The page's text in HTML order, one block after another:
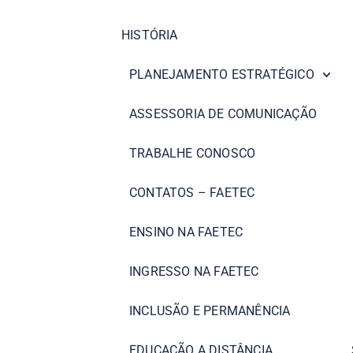
HISTÓRIA
PLANEJAMENTO ESTRATÉGICO
ASSESSORIA DE COMUNICAÇÃO
TRABALHE CONOSCO
CONTATOS – FAETEC
ENSINO NA FAETEC
INGRESSO NA FAETEC
INCLUSÃO E PERMANÊNCIA